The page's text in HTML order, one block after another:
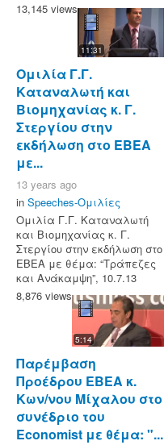
13,145 views
11:31
Ομιλία Γ.Γ.
Καταναλωτή και
Βιομηχανίας κ. Γ.
Στεργίου στην
εκδήλωση στο ΕΒΕΑ
με...
13 years ago
in Speeches-Ομιλίες
Ομιλία Γ.Γ. Καταναλωτή
και Βιομηχανίας κ. Γ.
Στεργίου στην εκδήλωση στο
ΕΒΕΑ με θέμα: “Τράπεζες
και Ανάκαμψη”, 10.7.13
8,876 views
5:14
Παρέμβαση
Προέδρου ΕΒΕΑ κ.
Κων/νου Μίχαλου στο
συνέδριο του
Economist με θέμα: "...